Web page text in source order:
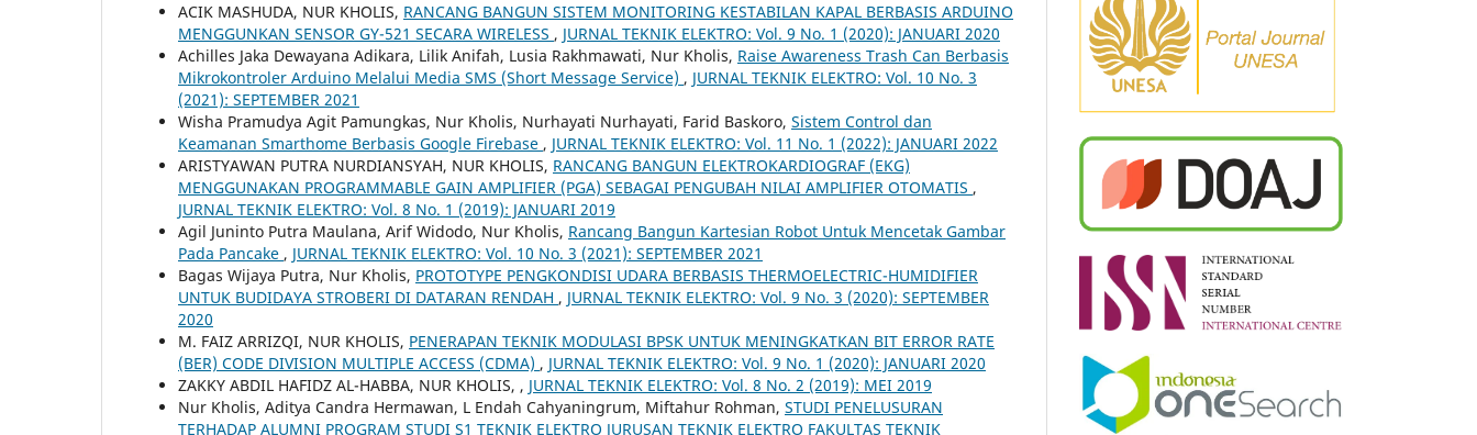
ACIK MASHUDA, NUR KHOLIS, RANCANG BANGUN SISTEM MONITORING KESTABILAN KAPAL BERBASIS ARDUINO
MENGGUNKAN SENSOR GY-521 SECARA WIRELESS , JURNAL TEKNIK ELEKTRO: Vol. 9 No. 1 (2020): JANUARI 2020
Achilles Jaka Dewayana Adikara, Lilik Anifah, Lusia Rakhmawati, Nur Kholis, Raise Awareness Trash Can Berbasis
Mikrokontroler Arduino Melalui Media SMS (Short Message Service) , JURNAL TEKNIK ELEKTRO: Vol. 10 No. 3
(2021): SEPTEMBER 2021
Wisha Pramudya Agit Pamungkas, Nur Kholis, Nurhayati Nurhayati, Farid Baskoro, Sistem Control dan
Keamanan Smarthome Berbasis Google Firebase , JURNAL TEKNIK ELEKTRO: Vol. 11 No. 1 (2022): JANUARI 2022
ARISTYAWAN PUTRA NURDIANSYAH, NUR KHOLIS, RANCANG BANGUN ELEKTROKARDIOGRAF (EKG)
MENGGUNAKAN PROGRAMMABLE GAIN AMPLIFIER (PGA) SEBAGAI PENGUBAH NILAI AMPLIFIER OTOMATIS ,
JURNAL TEKNIK ELEKTRO: Vol. 8 No. 1 (2019): JANUARI 2019
Agil Juninto Putra Maulana, Arif Widodo, Nur Kholis, Rancang Bangun Kartesian Robot Untuk Mencetak Gambar
Pada Pancake , JURNAL TEKNIK ELEKTRO: Vol. 10 No. 3 (2021): SEPTEMBER 2021
Bagas Wijaya Putra, Nur Kholis, PROTOTYPE PENGKONDISI UDARA BERBASIS THERMOELECTRIC-HUMIDIFIER
UNTUK BUDIDAYA STROBERI DI DATARAN RENDAH , JURNAL TEKNIK ELEKTRO: Vol. 9 No. 3 (2020): SEPTEMBER
2020
M. FAIZ ARRIZQI, NUR KHOLIS, PENERAPAN TEKNIK MODULASI BPSK UNTUK MENINGKATKAN BIT ERROR RATE
(BER) CODE DIVISION MULTIPLE ACCESS (CDMA) , JURNAL TEKNIK ELEKTRO: Vol. 9 No. 1 (2020): JANUARI 2020
ZAKKY ABDIL HAFIDZ AL-HABBA, NUR KHOLIS, , JURNAL TEKNIK ELEKTRO: Vol. 8 No. 2 (2019): MEI 2019
Nur Kholis, Aditya Candra Hermawan, L Endah Cahyaningrum, Miftahur Rohman, STUDI PENELUSURAN
TERHADAP ALUMNI PROGRAM STUDI S1 TEKNIK ELEKTRO JURUSAN TEKNIK ELEKTRO FAKULTAS TEKNIK